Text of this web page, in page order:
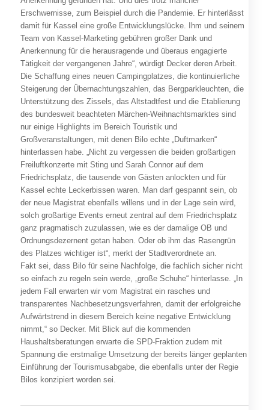
Erschwernisse, zum Beispiel durch die Pandemie. Er hinterlässt
damit für Kassel eine große Entwicklungslücke. Ihm und seinem
Team von Kassel-Marketing gebühren großer Dank und
Anerkennung für die herausragende und überaus engagierte
Tätigkeit der vergangenen Jahre“, würdigt Decker deren Arbeit.
Die Schaffung eines neuen Campingplatzes, die kontinuierliche
Steigerung der Übernachtungszahlen, das Bergparkleuchten, die
Unterstützung des Zissels, das Altstadtfest und die Etablierung
des bundesweit beachteten Märchen-Weihnachtsmarktes sind
nur einige Highlights im Bereich Touristik und
Großveranstaltungen, mit denen Bilo echte „Duftmarken“
hinterlassen habe. „Nicht zu vergessen die beiden großartigen
Freiluftkonzerte mit Sting und Sarah Connor auf dem
Friedrichsplatz, die tausende von Gästen anlockten und für
Kassel echte Leckerbissen waren. Man darf gespannt sein, ob
der neue Magistrat ebenfalls willens und in der Lage sein wird,
solch großartige Events erneut zentral auf dem Friedrichsplatz
ganz pragmatisch zuzulassen, wie es der damalige OB und
Ordnungsdezernent getan haben. Oder ob ihm das Rasengrün
des Platzes wichtiger ist“, merkt der Stadtverordnete an.
Fakt sei, dass Bilo für seine Nachfolge, die fachlich sicher nicht
so einfach zu regeln sein werde, „große Schuhe“ hinterlasse. „In
jedem Fall erwarten wir vom Magistrat ein rasches und
transparentes Nachbesetzungsverfahren, damit der erfolgreiche
Aufwärtstrend in diesem Bereich keine negative Entwicklung
nimmt,“ so Decker. Mit Blick auf die kommenden
Haushaltsberatungen erwarte die SPD-Fraktion zudem mit
Spannung die erstmalige Umsetzung der bereits länger geplanten
Einführung der Tourismusabgabe, die ebenfalls unter der Regie
Bilos konzipiert worden sei.